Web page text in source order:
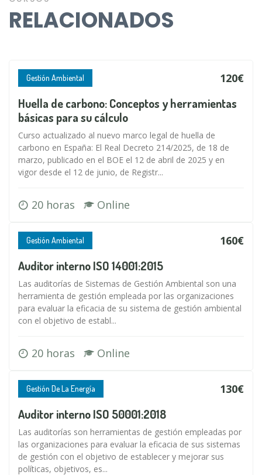
RELACIONADOS
Gestión Ambiental 120€
Huella de carbono: Conceptos y herramientas
básicas para su cálculo
Curso actualizado al nuevo marco legal de huella de
carbono en España: El Real Decreto 214/2025, de 18 de
marzo, publicado en el BOE el 12 de abril de 2025 y en
vigor desde el 12 de junio, de Registr...
20 horas Online
Gestión Ambiental 160€
Auditor interno ISO 14001:2015
Las auditorías de Sistemas de Gestión Ambiental son una
herramienta de gestión empleada por las organizaciones
para evaluar la eficacia de su sistema de gestión ambiental
con el objetivo de establ...
20 horas Online
Gestión De La Energía 130€
Auditor interno ISO 50001:2018
Las auditorías son herramientas de gestión empleadas por
las organizaciones para evaluar la eficacia de sus sistemas
de gestión con el objetivo de establecer y mejorar sus
políticas, objetivos, es...